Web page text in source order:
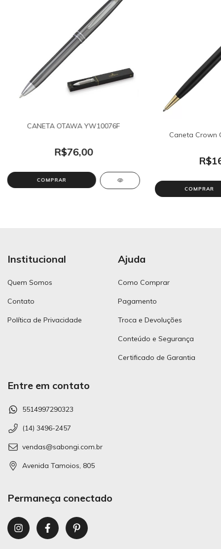
CANETA OTAWA YW10076F
R$76,00
COMPRAR
Caneta Crown
COMPRAR
Institucional
Quem Somos
Contato
Política de Privacidade
Ajuda
Como Comprar
Pagamento
Troca e Devoluções
Conteúdo e Segurança
Certificado de Garantia
Entre em contato
5514997290323
(14) 3496-2457
vendas@sabongi.com.br
Avenida Tamoios, 805
Permaneça conectado